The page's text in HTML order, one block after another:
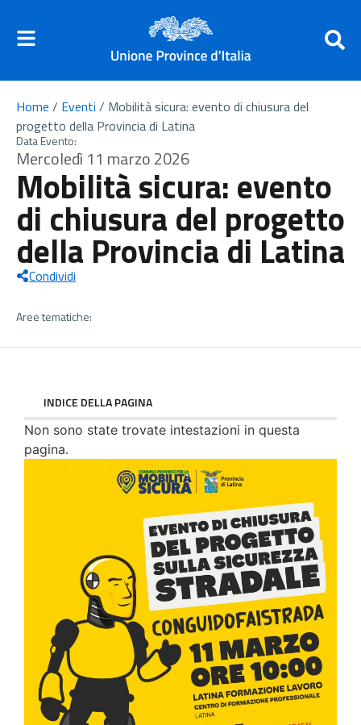
Home / Eventi / Mobilità sicura: evento di chiusura del
progetto della Provincia di Latina
Data Evento:
Mercoledì 11 marzo 2026
Mobilità sicura: evento
di chiusura del progetto
della Provincia di Latina
Condividi
Aree tematiche:
INDICE DELLA PAGINA
Non sono state trovate intestazioni in questa
pagina.